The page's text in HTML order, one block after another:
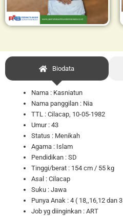
Biodata
Nama : Kasniatun
Nama panggilan : Nia
TTL : Cilacap, 10-05-1982
Umur : 43
Status : Menikah
Agama : Islam
Pendidikan : SD
Tinggi/berat : 154 cm / 55 kg
Asal : Cilacap
Suku : Jawa
Punya Anak : 4 ( 18,,16,12 dan 3
Job yg diinginkan : ART